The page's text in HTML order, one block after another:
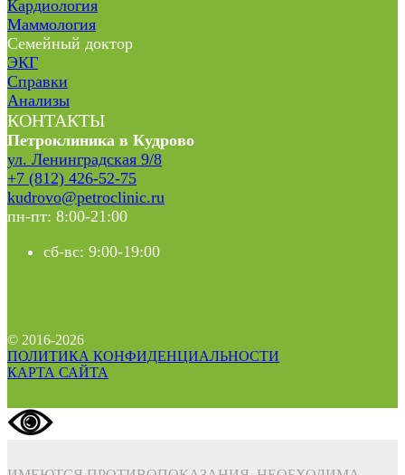
Кардиология
Маммология
Семейный доктор
ЭКГ
Справки
Анализы
КОНТАКТЫ
Петроклиника в Кудрово
ул. Ленинградская 9/8
+7 (812) 426-52-75
kudrovo@petroclinic.ru
пн-пт: 8:00-21:00
сб-вс: 9:00-19:00
© 2016-2026
ПОЛИТИКА КОНФИДЕНЦИАЛЬНОСТИ
КАРТА САЙТА